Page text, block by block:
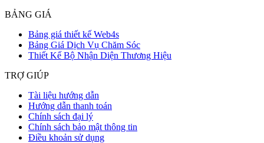
BẢNG GIÁ
Bảng giá thiết kế Web4s
Bảng Giá Dịch Vụ Chăm Sóc
Thiết Kế Bộ Nhận Diện Thương Hiệu
TRỢ GIÚP
Tài liệu hướng dẫn
Hướng dẫn thanh toán
Chính sách đại lý
Chính sách bảo mật thông tin
Điều khoản sử dụng